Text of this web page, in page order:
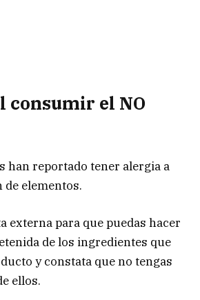
consumir el NO
han reportado tener alergia a
de elementos.
externa para que puedas hacer
de los ingredientes que
y constata que no tengas
ellos.